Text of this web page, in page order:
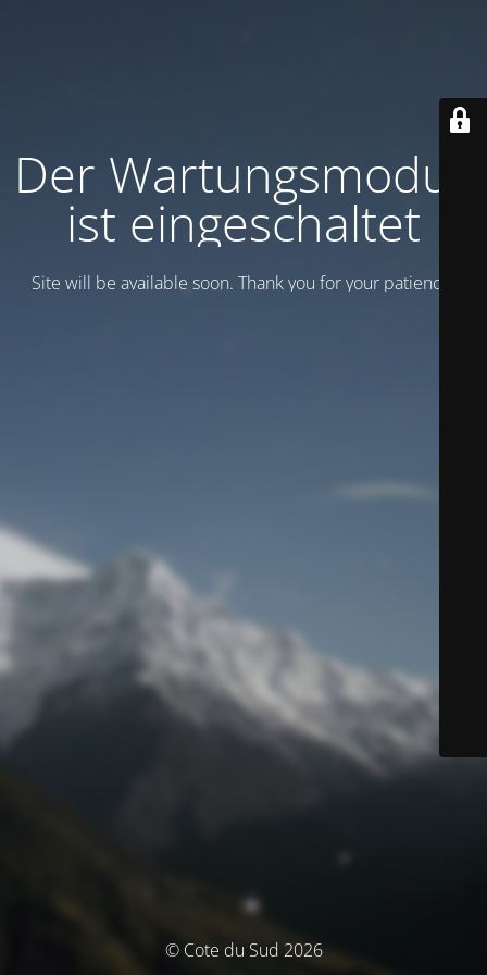
Der Wartungsmodus
ist eingeschaltet
Site will be available soon. Thank you for your patience!
© Cote du Sud 2026